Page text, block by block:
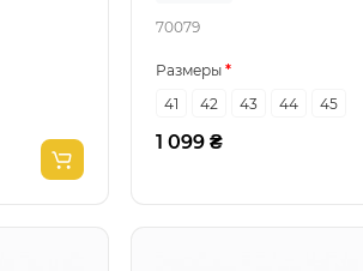
70079
Размеры
41
42 43 44 45
1 099 ₴